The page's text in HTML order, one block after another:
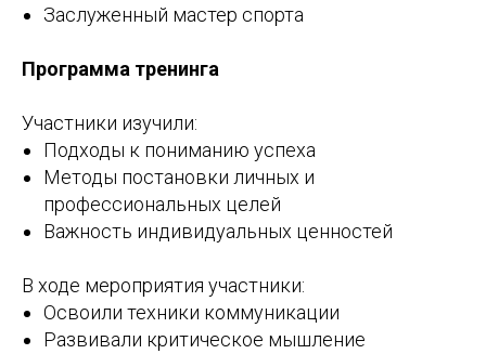
Заслуженный мастер спорта
Программа тренинга
Участники изучили:
Подходы к пониманию успеха
Методы постановки личных и
профессиональных целей
Важность индивидуальных ценностей
В ходе мероприятия участники:
Освоили техники коммуникации
Развивали критическое мышление